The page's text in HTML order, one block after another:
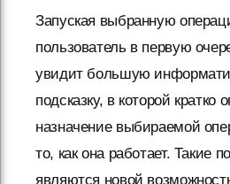
Запуская выбранную
пользователь в первую
увидит большую
подсказку, в которой кратко
назначение выбираемой
то, как она работает. Такие
являются новой